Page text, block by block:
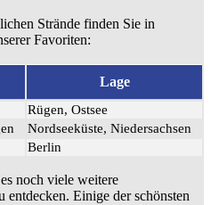
Strände finden Sie in
Favoriten:
Lage
Rügen, Ostsee
Nordseeküste, Niedersachsen
Berlin
noch viele weitere
entdecken. Einige der schönsten